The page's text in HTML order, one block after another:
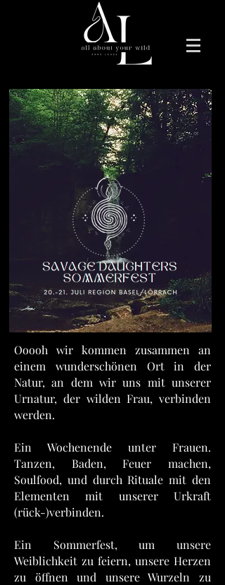
Ooooh wir kommen zusammen an
einem wunderschönen Ort in der
Natur, an dem wir uns mit unserer
Urnatur, der wilden Frau, verbinden
werden.
Ein Wochenende unter Frauen.
Tanzen, Baden, Feuer machen,
Soulfood, und durch Rituale mit den
Elementen mit unserer Urkraft
(rück-)verbinden.
Ein Sommerfest, um unsere
Weiblichkeit zu feiern, unsere Herzen
zu öffnen und unsere Wurzeln zu